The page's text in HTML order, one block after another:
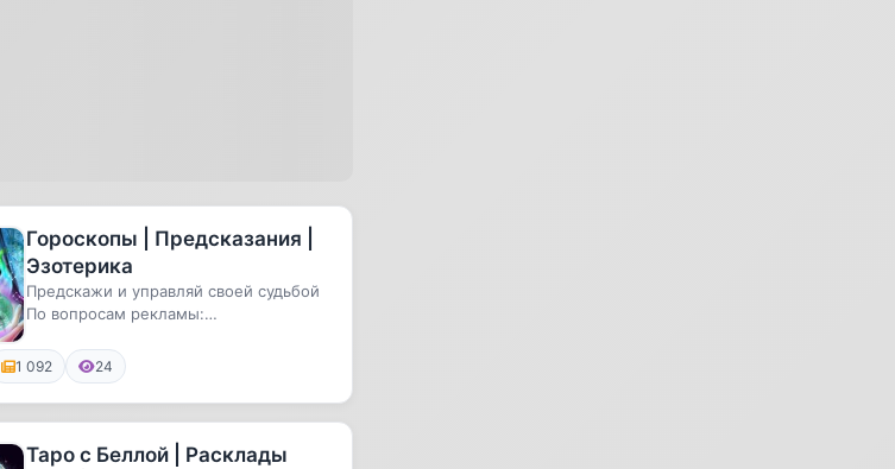
Гороскопы | Предсказания |
Эзотерика
Предскажи и управляй своей судьбой
По вопросам рекламы:
1 092 24
Таро с Беллой | Расклады